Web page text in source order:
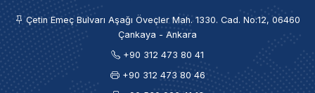
Çetin Emeç Bulvarı Aşağı Öveçler Mah. 1330. Cad. No:12, 06460
Çankaya - Ankara
+90 312 473 80 41
+90 312 473 80 46